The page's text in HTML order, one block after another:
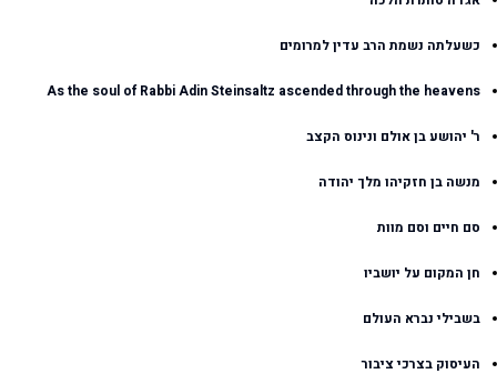
כשעלתה נשמת הרב עדין למרומים
As the soul of Rabbi Adin Steinsaltz ascended through the heavens
ר' יהושע בן אולם ונינוס הקצב
מנשה בן חזקיהו מלך יהודה
סם חיים וסם מוות
חן המקום על יושביו
בשבילי נברא העולם
העיסוק בצרכי ציבור